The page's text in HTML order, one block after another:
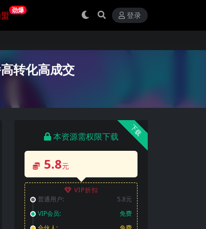
劲爆
登录
转化高成交
下载
本资源需权限下载
5.8元
VIP折扣
普通用户:
5.8元
VIP会员:
免费